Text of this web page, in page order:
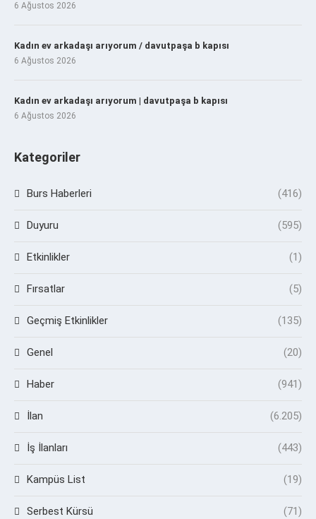
6 Ağustos 2026
Kadın ev arkadaşı arıyorum / davutpaşa b kapısı
6 Ağustos 2026
Kadın ev arkadaşı arıyorum | davutpaşa b kapısı
6 Ağustos 2026
Kategoriler
Burs Haberleri (416)
Duyuru (595)
Etkinlikler (1)
Fırsatlar (5)
Geçmiş Etkinlikler (135)
Genel (20)
Haber (941)
İlan (6.205)
İş İlanları (443)
Kampüs List (19)
Serbest Kürsü (71)